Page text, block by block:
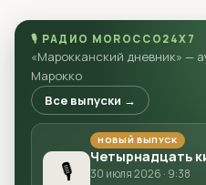
🎙 РАДИО MOROCCO24X7
«Марокканский дневник» —
Марокко
Все выпуски →
🎙
НОВЫЙ ВЫПУСК
Четырнадцать
30 июля 2026 · 9:38